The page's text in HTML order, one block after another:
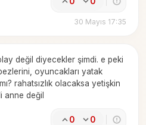
30 Mayıs 17:35
değil diyecekler şimdi. e peki
oyuncakları yatak
rahatsızlık olacaksa yetişkin
anne değil
0 0